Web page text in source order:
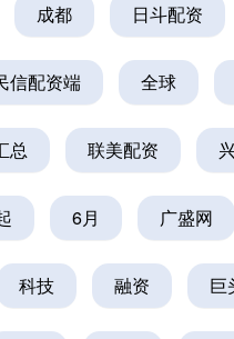
成都 日斗配资
信配资端 全球
总 联美配资
6月 广盛网
科技 融资 巨
39.68 1.02%